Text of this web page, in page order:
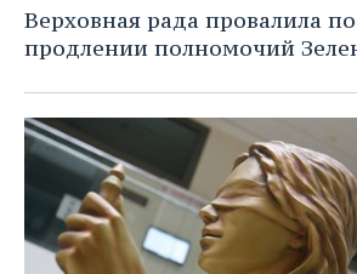
Верховная рада провалила
продлении полномочий